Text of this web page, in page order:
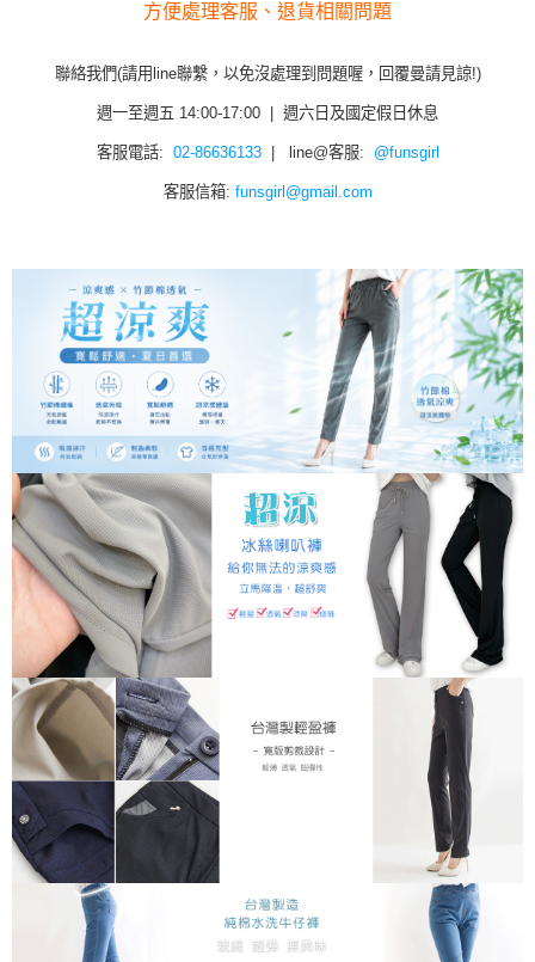
方便處理客服、退貨相關問題
聯絡我們(請用line聯繫，以免沒處理到問題喔，回覆曼請見諒!)
週一至週五 14:00-17:00 | 週六日及國定假日休息
客服電話: 02-86636133| line@客服: @funsgirl
客服信箱: funsgirl@gmail.com